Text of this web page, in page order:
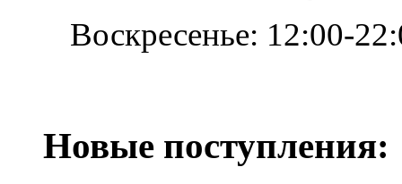
Воскресенье: 12:00-
Новые поступления: